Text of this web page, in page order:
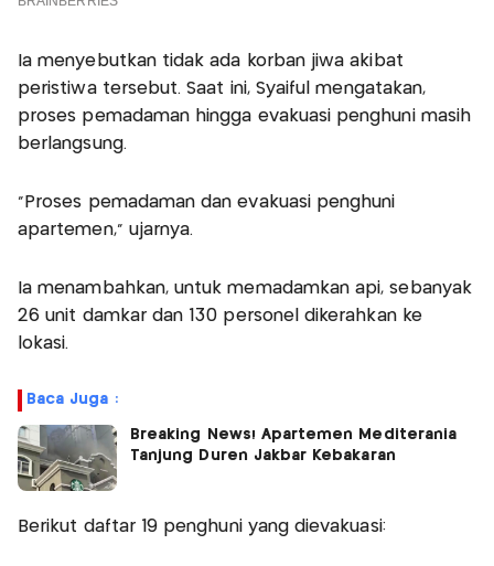
Ia menyebutkan tidak ada korban jiwa akibat
peristiwa tersebut. Saat ini, Syaiful mengatakan,
proses pemadaman hingga evakuasi penghuni masih
berlangsung.
“Proses pemadaman dan evakuasi penghuni
apartemen,” ujarnya.
Ia menambahkan, untuk memadamkan api, sebanyak
26 unit damkar dan 130 personel dikerahkan ke
lokasi.
Baca Juga :
Breaking News! Apartemen Mediterania
Tanjung Duren Jakbar Kebakaran
Berikut daftar 19 penghuni yang dievakuasi: